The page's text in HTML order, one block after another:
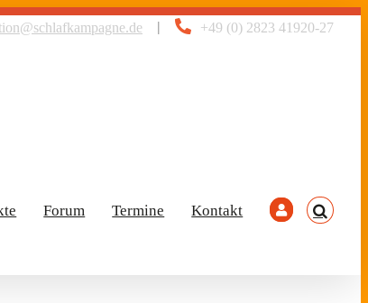
+49 (0) 2823 41920-27
|
Forum Termine Kontakt